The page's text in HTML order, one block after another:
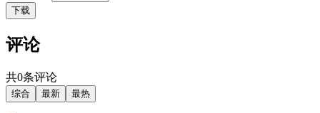
下载
评论
共0条评论
综合 最新 最热